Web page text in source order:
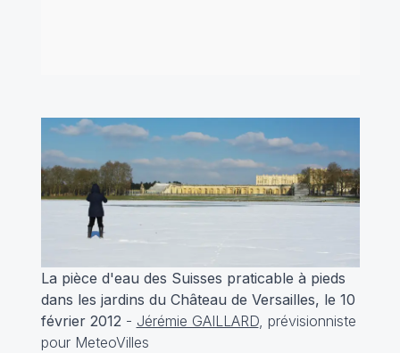
La pièce d'eau des Suisses praticable à pieds
dans les jardins du Château de Versailles, le 10
février 2012 - Jérémie GAILLARD, prévisionniste
pour MeteoVilles